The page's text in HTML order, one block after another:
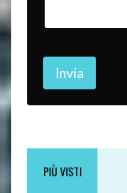
n
m
*
Invia
PIÙ VISTI